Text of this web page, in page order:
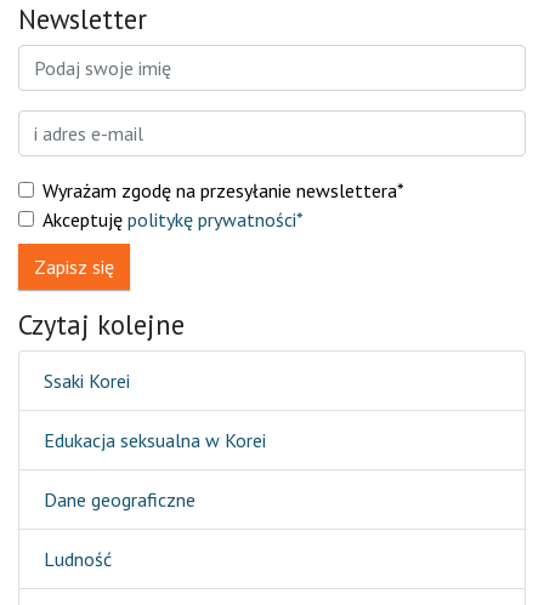
Newsletter
Wyrażam zgodę na przesyłanie newslettera*
Akceptuję politykę prywatności*
Zapisz się
Czytaj kolejne
Ssaki Korei
Edukacja seksualna w Korei
Dane geograficzne
Ludność